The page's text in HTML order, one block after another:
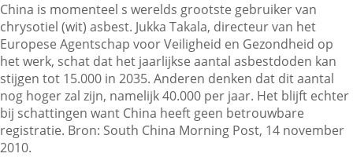
Veelgestelde vragen
Contactgegevens
China is momenteel s werelds grootste gebruiker van
chrysotiel (wit) asbest. Jukka Takala, directeur van het
Europese Agentschap voor Veiligheid en Gezondheid op
het werk, schat dat het jaarlijkse aantal asbestdoden kan
stijgen tot 15.000 in 2035. Anderen denken dat dit aantal
nog hoger zal zijn, namelijk 40.000 per jaar. Het blijft echter
bij schattingen want China heeft geen betrouwbare
registratie. Bron: South China Morning Post, 14 november
2010.